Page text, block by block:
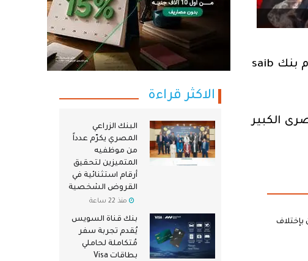
دعما للفن بإعتباره من أهم وسائل الترفيه وإدخال البهجة على كافة أفراد المجتمع، قام بنك saib
الكبير
الاكثر قراءة
البنك الزراعي
المصري يكرّم عدداً
من موظفيه
المتميزين لتحقيق
أرقام استثنائية في
القروض الشخصية
منذ 22 ساعة
بنك قناة السويس
يُقدم تجربة سفر
مُتكاملة لحاملي
بطاقات Visa